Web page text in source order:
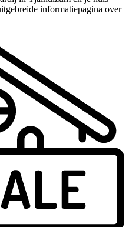
informatiepagina over